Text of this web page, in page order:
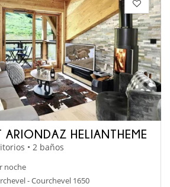
ARIONDAZ HELIANTHEME
• 2 baños
noche
- Courchevel 1650